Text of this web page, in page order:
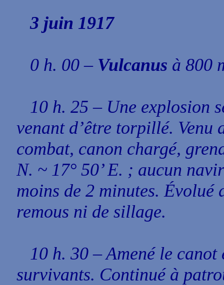
3 juin 1917
0 h. 00 – Vulcanus à 800
10 h. 25 – Une explosion
venant d’être torpillé. Venu
combat, canon chargé,
N. ~ 17° 50’ E. ; aucun
moins de 2 minutes. Évolué
remous ni de sillage.
10 h. 30 – Amené le
survivants. Continué à